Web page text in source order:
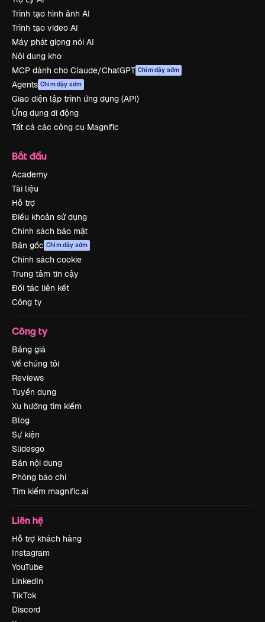
Trình tạo hình ảnh AI
Trình tạo video AI
Máy phát giọng nói AI
Nội dung kho
MCP dành cho Claude/ChatGPT Chim dậy sớm
Agents Chim dậy sớm
Giao diện lập trình ứng dụng (API)
Ứng dụng di động
Tất cả các công cụ Magnific
Bắt đầu
Academy
Tài liệu
Hỗ trợ
Điều khoản sử dụng
Chính sách bảo mật
Bản gốc Chim dậy sớm
Chính sách cookie
Trung tâm tin cậy
Đối tác liên kết
Công ty
Công ty
Bảng giá
Về chúng tôi
Reviews
Tuyển dụng
Xu hướng tìm kiếm
Blog
Sự kiện
Slidesgo
Bán nội dung
Phòng báo chí
Tìm kiếm magnific.ai
Liên hệ
Hỗ trợ khách hàng
Instagram
YouTube
LinkedIn
TikTok
Discord